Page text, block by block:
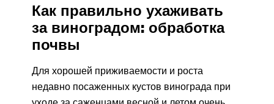
Как правильно ухаживать
за виноградом: обработка
почвы
Для хорошей приживаемости и роста
недавно посаженных кустов винограда при